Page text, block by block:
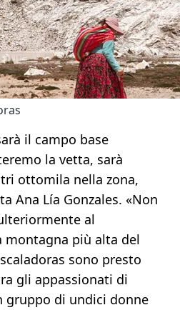
il campo base
la vetta, sarà
ottomila nella zona,
Ana Lía Gonzales. «Non
al
più alta del
sono presto
gli appassionati di
gruppo di undici donne